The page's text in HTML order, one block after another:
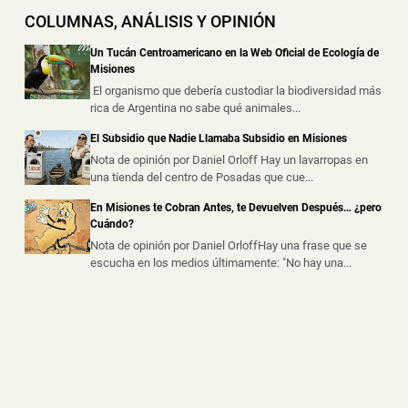
Lesionados tras un Choque en Posadas
Una mujer de 45 años y un hombre de 41 resultaron
Embestido y Sufrió Graves Quemaduras
📅 7 ago 2026
Un hombre sufrió quemaduras de consideración este
viernes al mediodía, tras ser ...
COLUMNAS, ANÁLISIS Y OPINIÓN
Un Tucán Centroamericano en la Web Oficial de Ecología de
Misiones
El organismo que debería custodiar la biodiversidad más
rica de Argentina no sabe qué animales...
El Subsidio que Nadie Llamaba Subsidio en Misiones
Nota de opinión por Daniel Orloff Hay un lavarropas en
una tienda del centro de Posadas que cue...
En Misiones te Cobran Antes, te Devuelven Después… ¿pero
Cuándo?
Nota de opinión por Daniel OrloffHay una frase que se
escucha en los medios últimamente: "No hay una...